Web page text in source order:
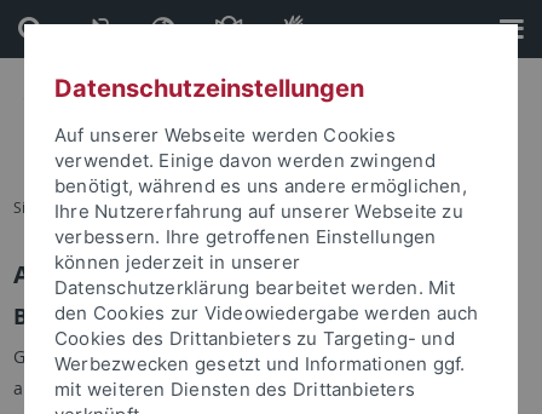
Direkt
zum
Inhalt
Direkt
zur
Fußleiste
Sie sind hier: Startseite
Anmelden
Benutzeranmeldung
Geben Sie Ihren Benutzernamen und Ihr Passwort an um sich
anzumelden:
Datenschutzeinstellungen
Auf unserer Webseite werden Cookies
verwendet. Einige davon werden zwingend
benötigt, während es uns andere ermöglichen,
Ihre Nutzererfahrung auf unserer Webseite zu
verbessern. Ihre getroffenen Einstellungen
können jederzeit in unserer
Datenschutzerklärung bearbeitet werden. Mit
den Cookies zur Videowiedergabe werden auch
Cookies des Drittanbieters zu Targeting- und
Werbezwecken gesetzt und Informationen ggf.
mit weiteren Diensten des Drittanbieters